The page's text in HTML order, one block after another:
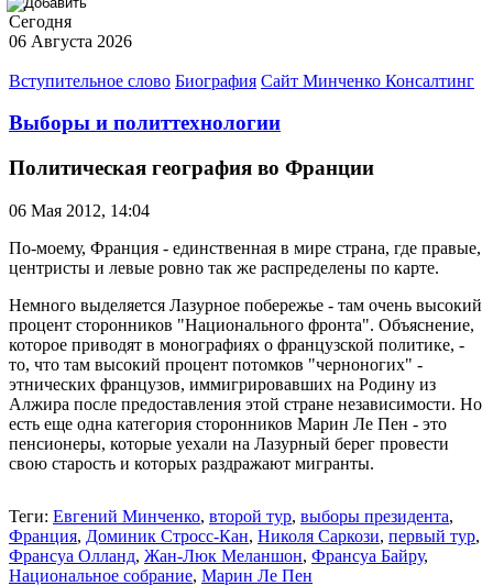
Сегодня
06 Августа 2026
Вступительное слово Биография Сайт Минченко Консалтинг
Выборы и политтехнологии
Политическая география во Франции
06 Мая 2012, 14:04
По-моему, Франция - единственная в мире страна, где правые,
центристы и левые ровно так же распределены по карте.
Немного выделяется Лазурное побережье - там очень высокий
процент сторонников "Национального фронта". Объяснение,
которое приводят в монографиях о французской политике, -
то, что там высокий процент потомков "черноногих" -
этнических французов, иммигрировавших на Родину из
Алжира после предоставления этой стране независимости. Но
есть еще одна категория сторонников Марин Ле Пен - это
пенсионеры, которые уехали на Лазурный берег провести
свою старость и которых раздражают мигранты.
Теги: Евгений Минченко, второй тур, выборы президента,
Франция, Доминик Стросс-Кан, Николя Саркози, первый тур,
Франсуа Олланд, Жан-Люк Меланшон, Франсуа Байру,
Национальное собрание, Марин Ле Пен